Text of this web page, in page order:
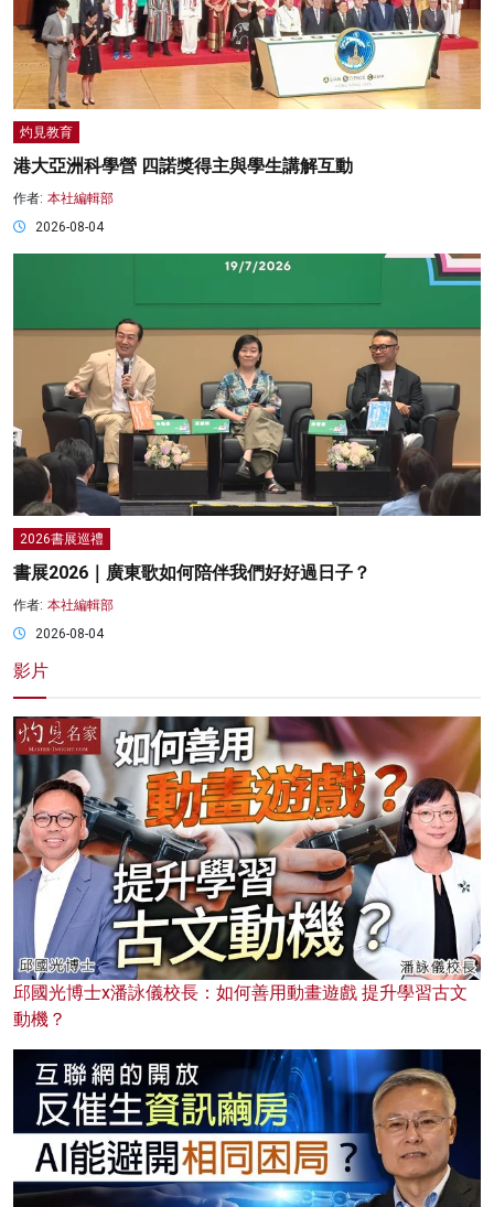
灼見教育
港大亞洲科學營 四諾獎得主與學生講解互動
作者: 本社編輯部
2026-08-04
2026書展巡禮
書展2026｜廣東歌如何陪伴我們好好過日子？
作者: 本社編輯部
2026-08-04
影片
邱國光博士x潘詠儀校長：如何善用動畫遊戲 提升學習古文
動機？